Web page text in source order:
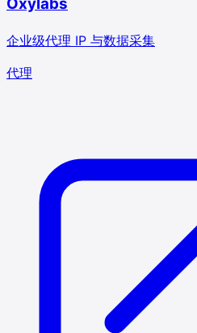
企业级代理 IP 与数据采集
代理